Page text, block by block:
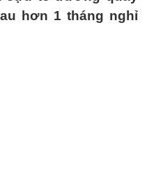
hơn 1 tháng nghỉ